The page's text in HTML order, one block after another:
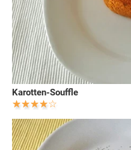
Karotten-Souffle